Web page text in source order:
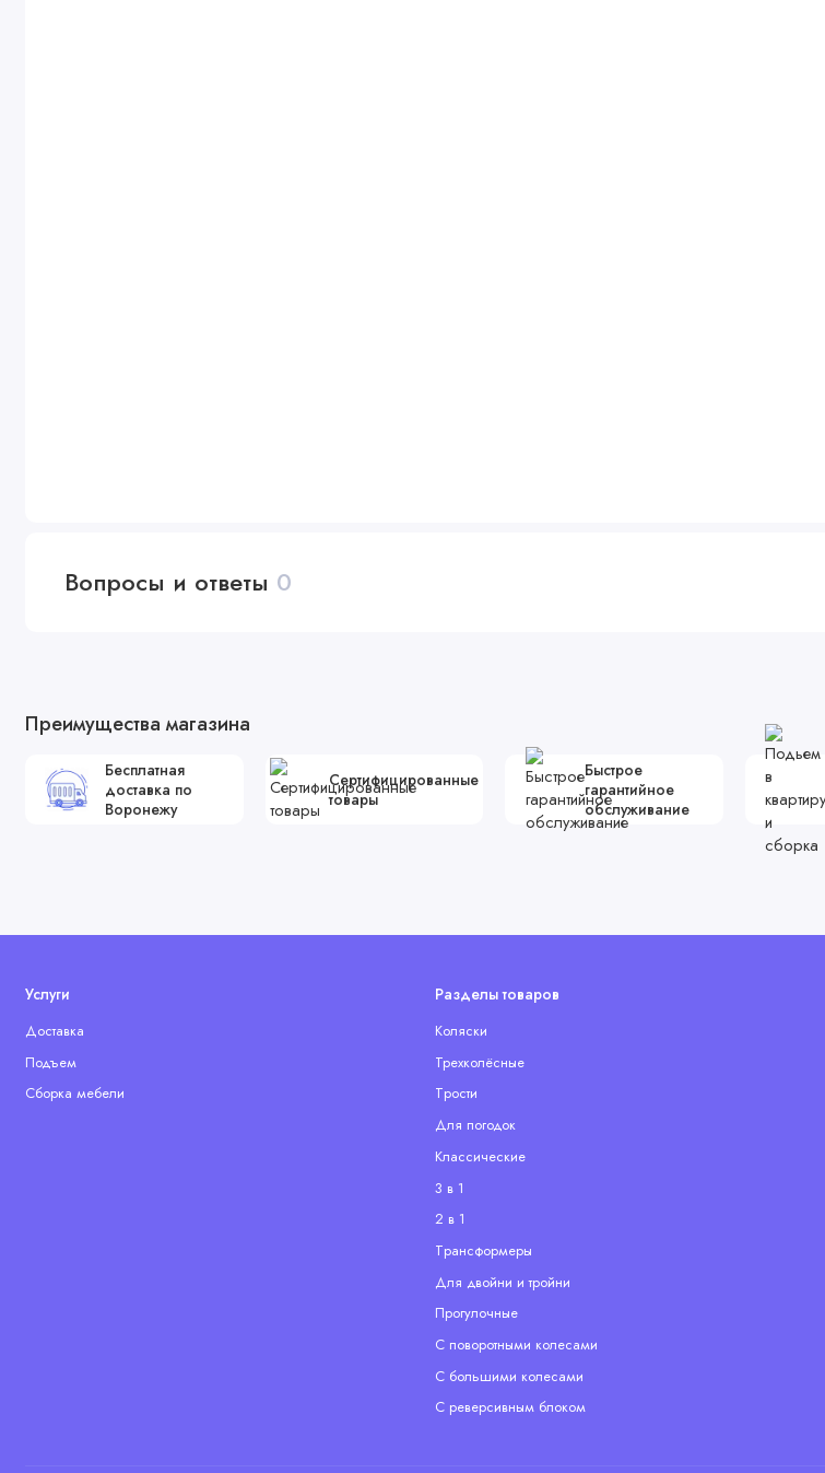
Вопросы и ответы 0
Преимущества магазина
Бесплатная
доставка по
Воронежу
Сертифицированные
товары
Быстрое
гарантийное
обслуживание
Услуги
Доставка
Подъем
Сборка мебели
Разделы товаров
Коляски
Трехколёсные
Tрости
Для погодок
Классические
3 в 1
2 в 1
Tрансформеры
Для двойни и тройни
Прогулочные
С поворотными колесами
С большими колесами
С реверсивным блоком